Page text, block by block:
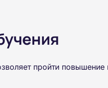
пройти